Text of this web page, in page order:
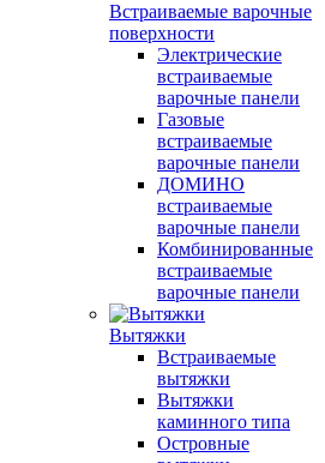
Встраиваемые варочные
поверхности
Электрические
встраиваемые
варочные панели
Газовые
встраиваемые
варочные панели
ДОМИНО
встраиваемые
варочные панели
Комбинированные
встраиваемые
варочные панели
Вытяжки
Встраиваемые
вытяжки
Вытяжки
каминного типа
Островные